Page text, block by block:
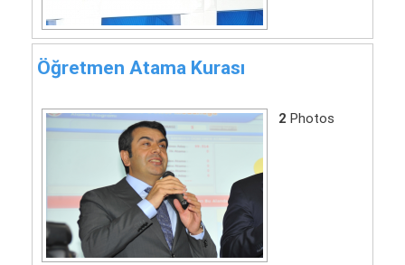
Öğretmen Atama Kurası
2 Photos